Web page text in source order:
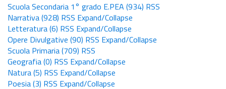
Scuola Secondaria 1° grado E.PEA (934) RSS
Narrativa(928) RSS Expand/Collapse
Letteratura(6) RSS Expand/Collapse
Opere Divulgative (90) RSS Expand/Collapse
Scuola Primaria(709) RSS
Geografia(0) RSS Expand/Collapse
Natura(5) RSS Expand/Collapse
Poesia(3) RSS Expand/Collapse